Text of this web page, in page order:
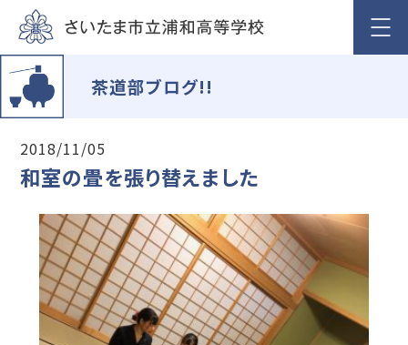
茶道部ブログ!!
2018/11/05
和室の畳を張り替えました